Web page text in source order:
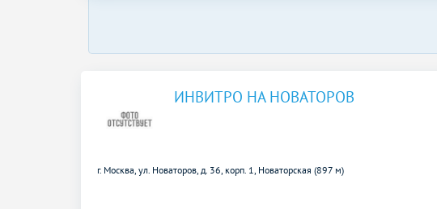
ИНВИТРО НА НОВАТОРОВ
г. Москва, ул. Новаторов, д. 36, корп. 1, Новаторская (897 м)